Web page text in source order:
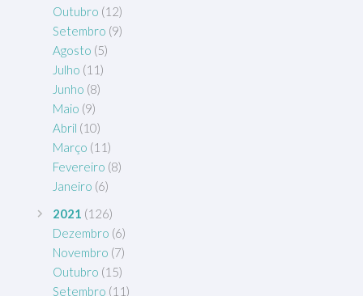
Outubro (12)
Setembro (9)
Agosto (5)
Julho (11)
Junho (8)
Maio (9)
Abril (10)
Março (11)
Fevereiro (8)
Janeiro (6)
2021 (126)
Dezembro (6)
Novembro (7)
Outubro (15)
Setembro (11)